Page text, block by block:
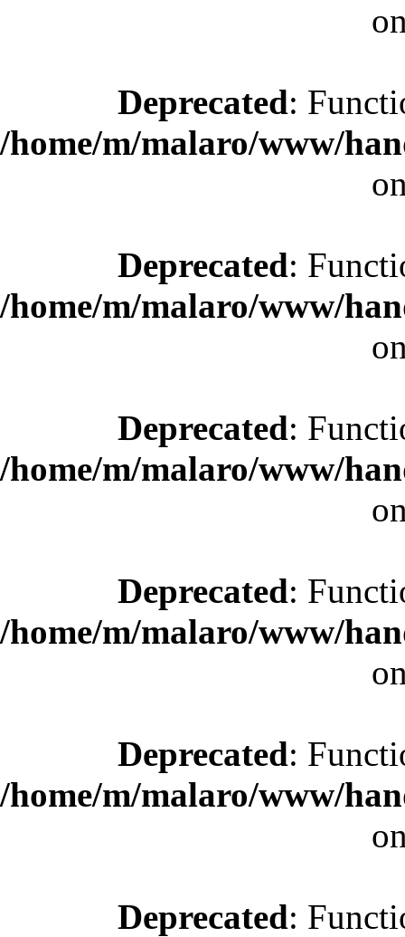
Deprecated:
/home/m/malaro/www/
Deprecated:
/home/m/malaro/www/
Deprecated:
/home/m/malaro/www/
Deprecated:
/home/m/malaro/www/
Deprecated:
/home/m/malaro/www/
Deprecated: